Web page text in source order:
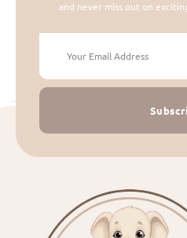
and never miss out on